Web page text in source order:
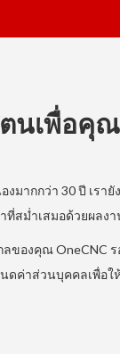
นเพื่อคุ
กกว่า 30 ปี เรา
ที่สม่ำเสมอด้วยผล
งคุณ OneCNC ร
นดค่าส่วนบุคคลเพื่